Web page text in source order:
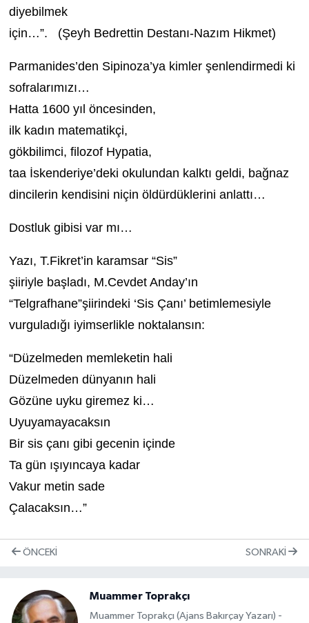
diyebilmek
için…”. (Şeyh Bedrettin Destanı-Nazım Hikmet)
Parmanides’den Sipinoza’ya kimler şenlendirmedi ki
sofralarımızı…
Hatta 1600 yıl öncesinden,
ilk kadın matematikçi,
gökbilimci, filozof Hypatia,
taa İskenderiye’deki okulundan kalktı geldi, bağnaz
dincilerin kendisini niçin öldürdüklerini anlattı…
Dostluk gibisi var mı…
Yazı, T.Fikret’in karamsar “Sis”
şiiriyle başladı, M.Cevdet Anday’ın
“Telgrafhane”şiirindeki ‘Sis Çanı’ betimlemesiyle
vurguladığı iyimserlikle noktalansın:
“Düzelmeden memleketin hali
Düzelmeden dünyanın hali
Gözüne uyku giremez ki…
Uyuyamayacaksın
Bir sis çanı gibi gecenin içinde
Ta gün ışıyıncaya kadar
Vakur metin sade
Çalacaksın…”
ÖNCEKI SONRAKI
Muammer Toprakçı
Muammer Toprakçı (Ajans Bakırçay Yazarı) -